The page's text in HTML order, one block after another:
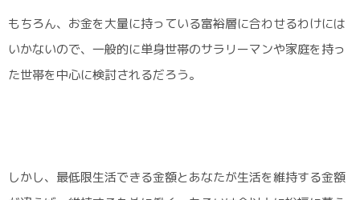
もちろん、お金を大量に持っている富裕層に合わせるわけには
いかないので、一般的に単身世帯のサラリーマンや家庭を持っ
た世帯を中心に検討されるだろう。
しかし、最低限生活できる金額とあなたが生活を維持する金額